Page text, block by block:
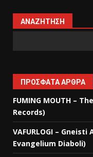
ΑΝΑΖΉΤΗΣΗ
ΠΡΌΣΦΑΤΑ ΆΡΘΡΑ
FUMING MOUTH –
Records)
VAFURLOGI –
Evangelium Diaboli)